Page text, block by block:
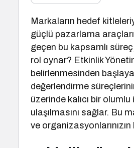
Markaların hedef
güçlü pazarlama
geçen bu kapsamlı
rol oynar? Etkinlik
belirlenmesinden
değerlendirme
üzerinde kalıcı bir
ulaşılmasını sağlar. Bu
ve